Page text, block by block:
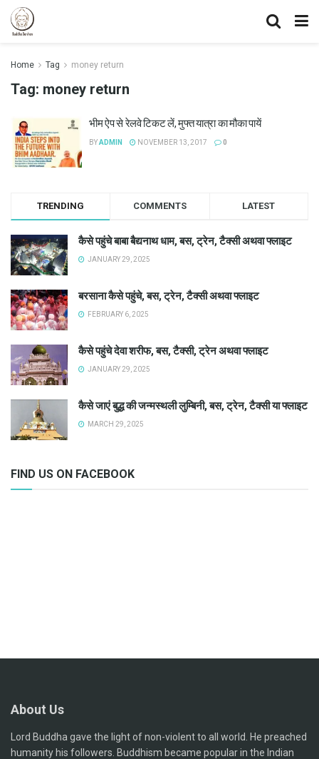
Home Tag money return
Tag: money return
भीम ऐप से रेलवे टिकट लें, मुफ्त यात्रा का मौका पायें
BYADMIN NOVEMBER 13, 2017 0
TRENDING COMMENTS LATEST
कैसे पहुंचे बाबा बैद्यनाथ धाम, बस, ट्रेन, टैक्सी अथवा फ्लाइट
JANUARY 29, 2025
बरसाना कैसे पहुंचे, बस, ट्रेन, टैक्सी अथवा फ्लाइट
FEBRUARY 6, 2025
कैसे पहुंचे देवा शरीफ, बस, टैक्सी, ट्रेन अथवा फ्लाइट
JANUARY 29, 2025
कैसे जाएं बुद्ध की जन्मस्थली लुम्बिनी, बस, ट्रेन, टैक्सी या फ्लाइट
MARCH 29, 2025
FIND US ON FACEBOOK
About Us
Lord Buddha gave the light of non-violent to all world. He preached
humanity his followers. Buddhism became popular in the Indian